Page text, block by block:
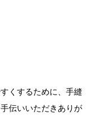
くするために、手縫
伝いいただきありが